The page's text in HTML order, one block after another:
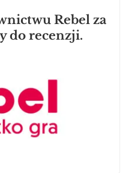
Rebel za
do recenzji.